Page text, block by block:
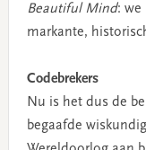
Beautiful Mind: we
markante,
Codebrekers
Nu is het dus de
begaafde